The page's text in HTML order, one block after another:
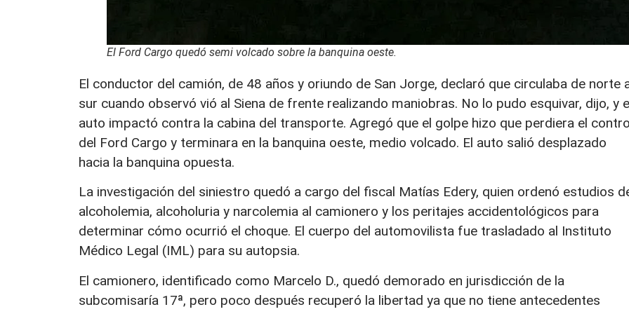
El Ford Cargo quedó semi volcado sobre la banquina oeste.
El conductor del camión, de 48 años y oriundo de San Jorge, declaró que circulaba de norte
sur cuando observó vió al Siena de frente realizando maniobras. No lo pudo esquivar, dijo, y
auto impactó contra la cabina del transporte. Agregó que el golpe hizo que perdiera el
del Ford Cargo y terminara en la banquina oeste, medio volcado. El auto salió desplazado
hacia la banquina opuesta.
La investigación del siniestro quedó a cargo del fiscal Matías Edery, quien ordenó estudios
alcoholemia, alcoholuria y narcolemia al camionero y los peritajes accidentológicos para
determinar cómo ocurrió el choque. El cuerpo del automovilista fue trasladado al Instituto
Médico Legal (IML) para su autopsia.
El camionero, identificado como Marcelo D., quedó demorado en jurisdicción de la
subcomisaría 17ª, pero poco después recuperó la libertad ya que no tiene antecedentes